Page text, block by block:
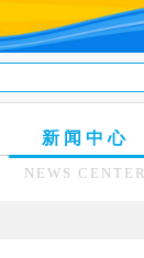
新闻中心
NEWS CENTER